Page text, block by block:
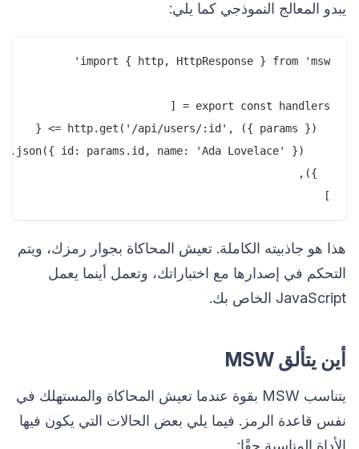
يبدو المعالج النموذجي كما يلي:
]
هذا هو جاذبيته الكاملة. تعيش المحاكاة بجوار رمزك، ويتم
التحكم في إصدارها مع اختباراتك، وتعمل أينما يعمل
JavaScript الخاص بك.
أين يتألق MSW
يتناسب MSW بقوة عندما تعيش المحاكاة والمستهلك في
نفس قاعدة الرمز. فيما يلي بعض الحالات التي يكون فيها
الأداة المناسبة حقًا: